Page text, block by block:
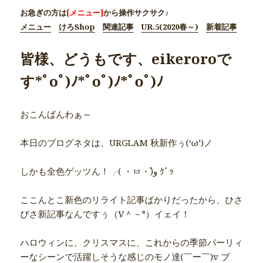
お急ぎの方は[メニュー]から操作サクサク♪
メニュー
けろShop 関連記事 UR.5(2020春～) 新着記事
皆様、どうもです、eikeroroで
す*ﾟoﾟ)ﾉ*ﾟoﾟ)ﾉ*ﾟoﾟ)ﾉ
おこんばんわぁ～
本日のブログネタは、URGLAM 秋新作ぅ(‘ω’)ノ
しかも全色ゲッツん！╭( ・ㅂ・)و̑ ｸﾞｯ
ここんとこ新色のリライト記事ばかりだったから、ひさ
びさ新記事なんですぅ（V＾－°）イェイ！
ハロウィンに、クリスマスに、これからの季節パーリィ
ーなシーンで活躍しそうな感じのモノ達(￣ー￣)v ブ